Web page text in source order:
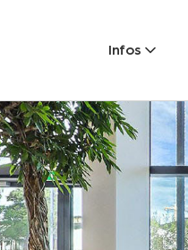
Infos